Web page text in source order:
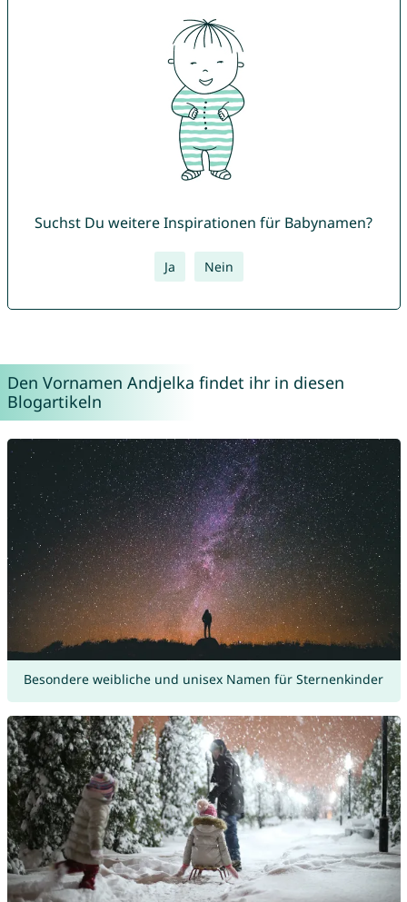
Suchst Du weitere Inspirationen für Babynamen?
Ja Nein
Den Vornamen Andjelka findet ihr in diesen
Blogartikeln
Besondere weibliche und unisex Namen für Sternenkinder